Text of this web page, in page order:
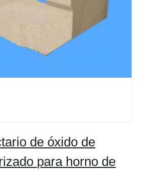
de óxido de
para horno de